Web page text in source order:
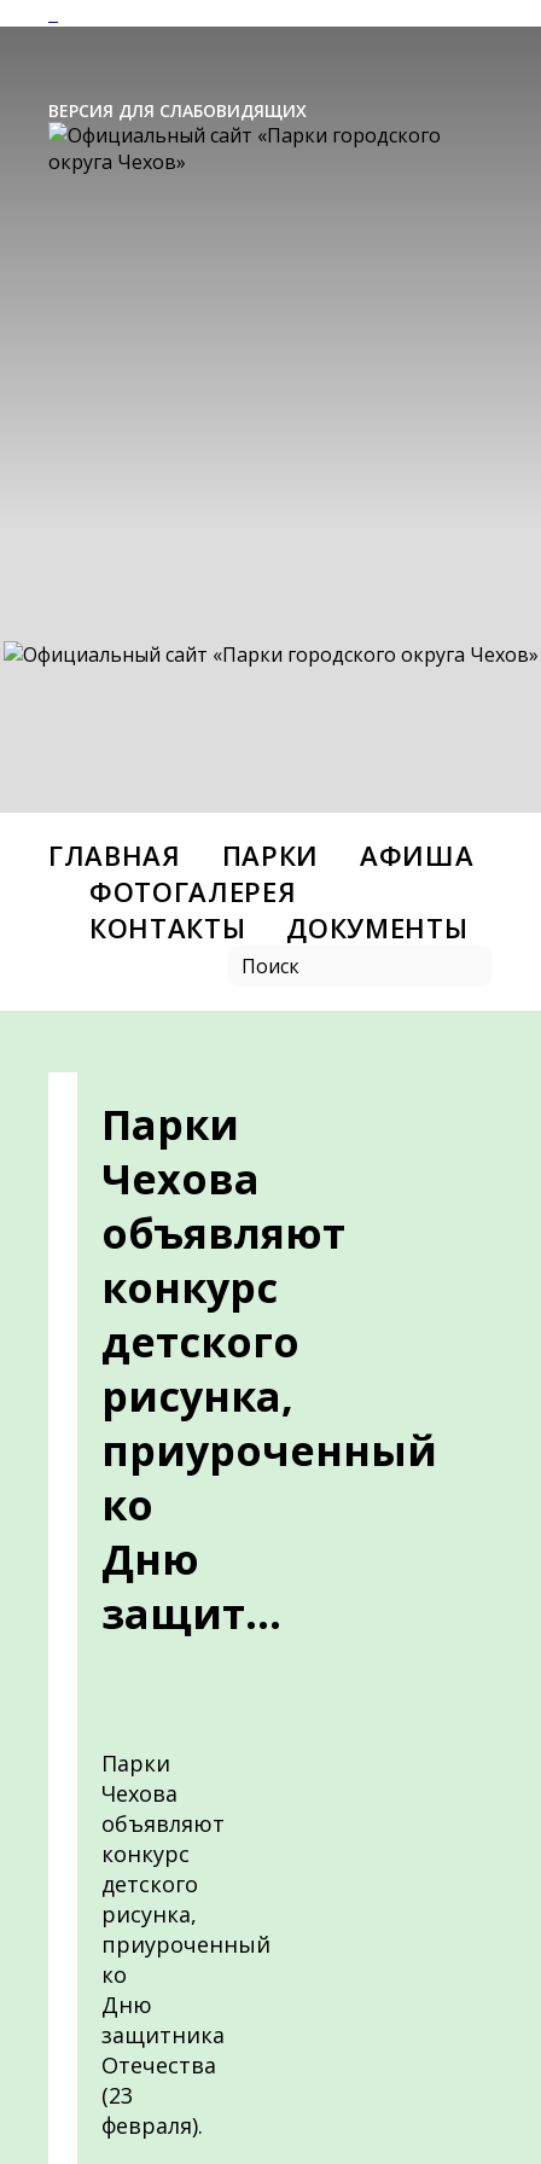
ВЕРСИЯ ДЛЯ СЛАБОВИДЯЩИХ
ГЛАВНАЯ ПАРКИ
АФИША
ФОТОГАЛЕРЕЯ
КОНТАКТЫ
ДОКУМЕНТЫ
Парки
Чехова
объявляют
конкурс
детского
рисунка,
приуроченный
ко
Дню
защит...
Парки
Чехова
объявляют
конкурс
детского
рисунка,
приуроченный
ко
Дню
защитника
Отечества
(23
февраля).